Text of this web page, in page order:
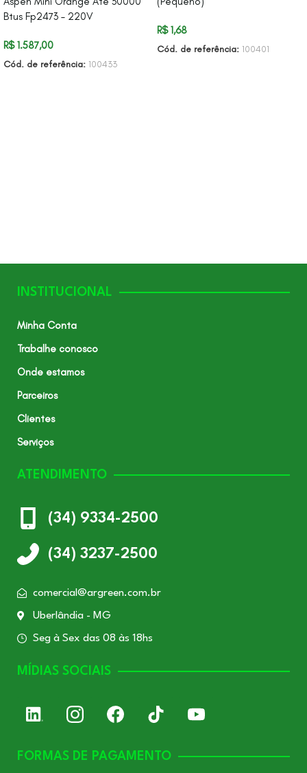
Btus Fp2473 – 220V
R$1.587,00
Cód. de referência: 100433
R$1,68
Cód. de referência: 100401
INSTITUCIONAL
Minha Conta
Trabalhe conosco
Onde estamos
Parceiros
Clientes
Serviços
ATENDIMENTO
(34) 9334-2500
(34) 3237-2500
comercial@argreen.com.br
Uberlândia - MG
Seg à Sex das 08 às 18hs
MÍDIAS SOCIAIS
FORMAS DE PAGAMENTO